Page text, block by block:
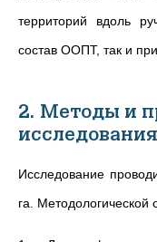
территорий вдоль
состав ООПТ, так и
2. Методы и
исследования
Исследование
га. Методологической